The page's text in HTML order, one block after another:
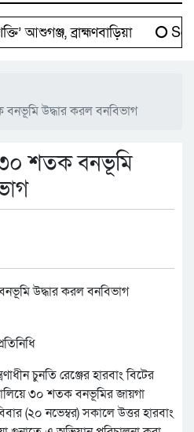
আশুগঞ্জ, ব্রাহ্মণবাড়িয়া
উদ্ধার করল বনবিভাগ
৩০ শতক বনভূমি
চুনতি রেঞ্জের হারবাং বিটের
৩০ শতক বনভূমির জায়গা
(২০ নভেম্বর) সকালে উত্তর হারবাং